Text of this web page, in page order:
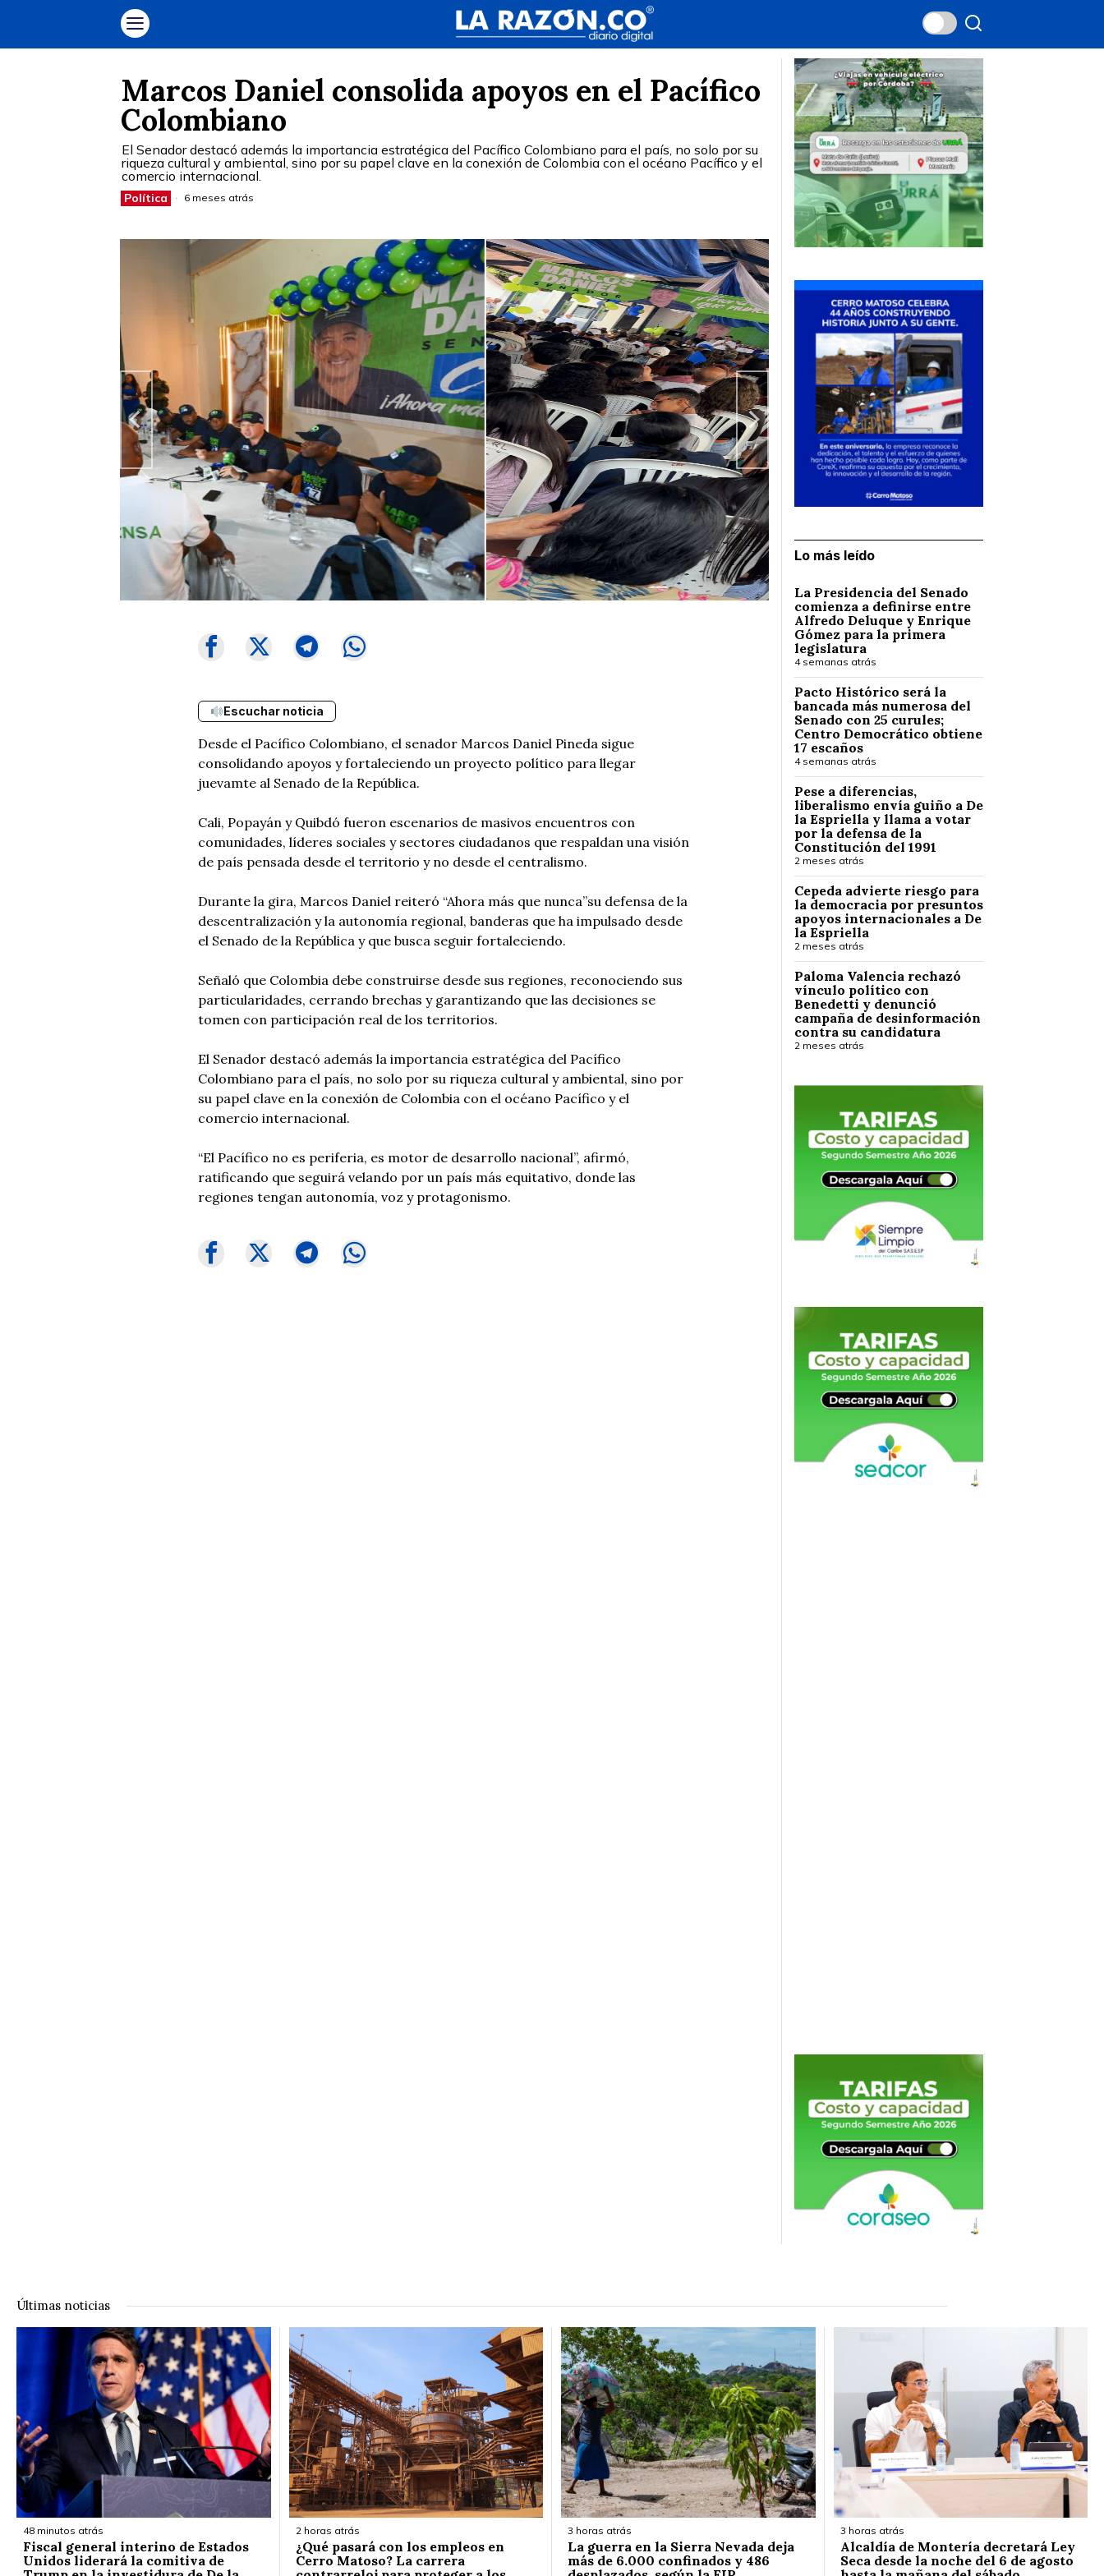
Marcos Daniel consolida apoyos en el Pacífico
Colombiano
El Senador destacó además la importancia estratégica del Pacífico Colombiano para el país, no solo por su
riqueza cultural y ambiental, sino por su papel clave en la conexión de Colombia con el océano Pacífico y el
comercio internacional.
Política 6 meses atrás
Escuchar noticia
Desde el Pacífico Colombiano, el senador Marcos Daniel Pineda sigue
consolidando apoyos y fortaleciendo un proyecto político para llegar
juevamte al Senado de la República.
Cali, Popayán y Quibdó fueron escenarios de masivos encuentros con
comunidades, líderes sociales y sectores ciudadanos que respaldan una visión
de país pensada desde el territorio y no desde el centralismo.
Durante la gira, Marcos Daniel reiteró “Ahora más que nunca”su defensa de la
descentralización y la autonomía regional, banderas que ha impulsado desde
el Senado de la República y que busca seguir fortaleciendo.
Señaló que Colombia debe construirse desde sus regiones, reconociendo sus
particularidades, cerrando brechas y garantizando que las decisiones se
tomen con participación real de los territorios.
El Senador destacó además la importancia estratégica del Pacífico
Colombiano para el país, no solo por su riqueza cultural y ambiental, sino por
su papel clave en la conexión de Colombia con el océano Pacífico y el
comercio internacional.
“El Pacífico no es periferia, es motor de desarrollo nacional”, afirmó,
ratificando que seguirá velando por un país más equitativo, donde las
regiones tengan autonomía, voz y protagonismo.
Lo más leído
La Presidencia del Senado
comienza a definirse entre
Alfredo Deluque y Enrique
Gómez para la primera
legislatura
4 semanas atrás
Pacto Histórico será la
bancada más numerosa del
Senado con 25 curules;
Centro Democrático obtiene
17 escaños
4 semanas atrás
Pese a diferencias,
liberalismo envía guiño a De
la Espriella y llama a votar
por la defensa de la
Constitución del 1991
2 meses atrás
Cepeda advierte riesgo para
la democracia por presuntos
apoyos internacionales a De
la Espriella
2 meses atrás
Paloma Valencia rechazó
vínculo político con
Benedetti y denunció
campaña de desinformación
contra su candidatura
2 meses atrás
Últimas noticias
48 minutos atrás
Fiscal general interino de Estados
Unidos liderará la comitiva de
2 horas atrás
¿Qué pasará con los empleos en
Cerro Matoso? La carrera
3 horas atrás
La guerra en la Sierra Nevada deja
más de 6.000 confinados y 486
3 horas atrás
Alcaldía de Montería decretará Ley
Seca desde la noche del 6 de agosto